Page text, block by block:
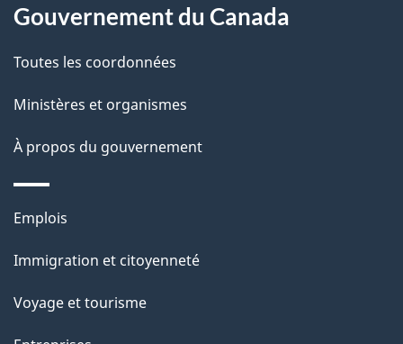
i
l
s
d
e
l
a
p
propos
de
ce
site
Gouvernement du Canada
Toutes les coordonnées
Ministères et organismes
À propos du gouvernement
Thèmes
sujets
Emplois
Immigration et citoyenneté
Voyage et tourisme